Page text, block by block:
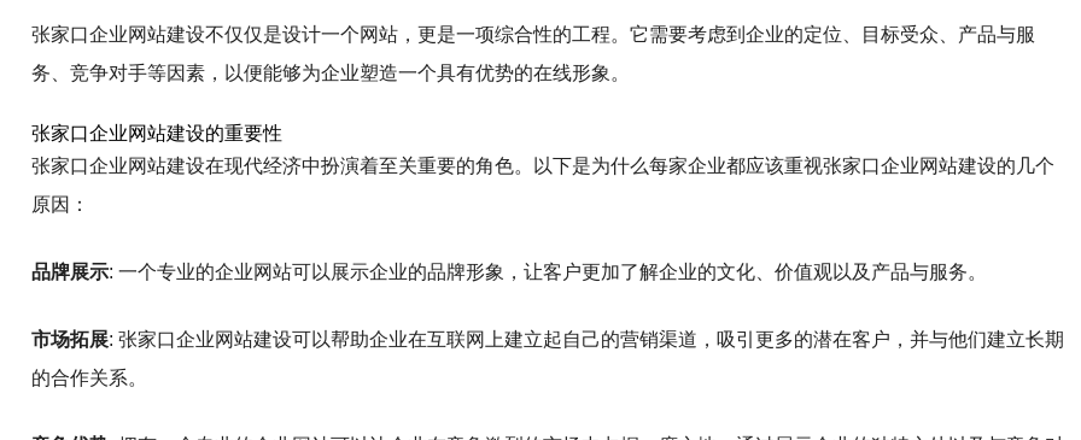
张家口企业网站建设不仅仅是设计一个网站，更是一项综合性的工程。它需要考虑到企业的定位、目标受众、产品与服
务、竞争对手等因素，以便能够为企业塑造一个具有优势的在线形象。
张家口企业网站建设的重要性
张家口企业网站建设在现代经济中扮演着至关重要的角色。以下是为什么每家企业都应该重视张家口企业网站建设的几个
原因：
品牌展示: 一个专业的企业网站可以展示企业的品牌形象，让客户更加了解企业的文化、价值观以及产品与服务。
市场拓展: 张家口企业网站建设可以帮助企业在互联网上建立起自己的营销渠道，吸引更多的潜在客户，并与他们建立长期
的合作关系。